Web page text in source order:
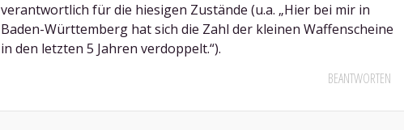
verantwortlich für die hiesigen Zustände (u.a. „Hier bei mir in
Baden-Württemberg hat sich die Zahl der kleinen Waffenscheine
in den letzten 5 Jahren verdoppelt.“).
BEANTWORTEN